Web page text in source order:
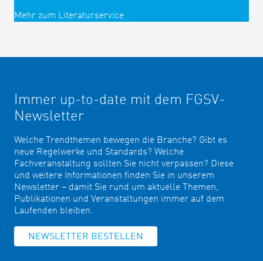
Mehr zum Literaturservice
Immer up-to-date mit dem FGSV-
Newsletter
Welche Trendthemen bewegen die Branche? Gibt es
neue Regelwerke und Standards? Welche
Fachveranstaltung sollten Sie nicht verpassen? Diese
und weitere Informationen finden Sie in unserem
Newsletter – damit Sie rund um aktuelle Themen,
Publikationen und Veranstaltungen immer auf dem
Laufenden bleiben.
NEWSLETTER BESTELLEN